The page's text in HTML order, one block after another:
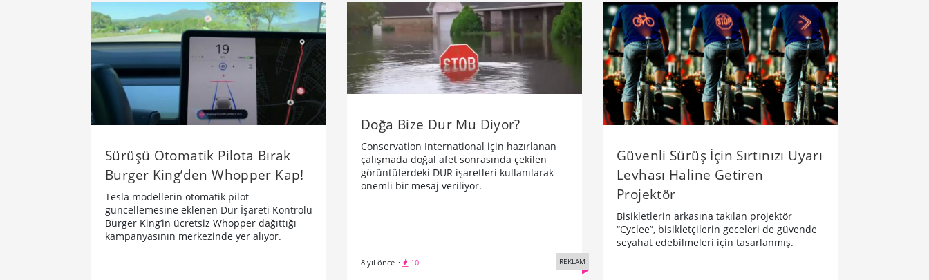
Sürüşü Otomatik Pilota Bırak
Burger King’den Whopper Kap!
Tesla modellerin otomatik pilot
güncellemesine eklenen Dur İşareti Kontrolü
Burger King’in ücretsiz Whopper dağıttığı
kampanyasının merkezinde yer alıyor.
Doğa Bize Dur Mu Diyor?
Conservation International için hazırlanan
çalışmada doğal afet sonrasında çekilen
görüntülerdeki DUR işaretleri kullanılarak
önemli bir mesaj veriliyor.
8 yıl önce · 10 REKLAM
​Güvenli Sürüş İçin Sırtınızı Uyarı
Levhası Haline Getiren
Projektör
Bisikletlerin arkasına takılan projektör
“Cyclee”, bisikletçilerin geceleri de güvende
seyahat edebilmeleri için tasarlanmış.